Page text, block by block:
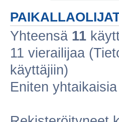
Yhteensä 11
11 vierailijaa
käyttäjiin)
Eniten